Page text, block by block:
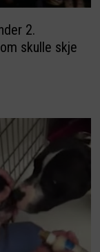
2.
skulle skje